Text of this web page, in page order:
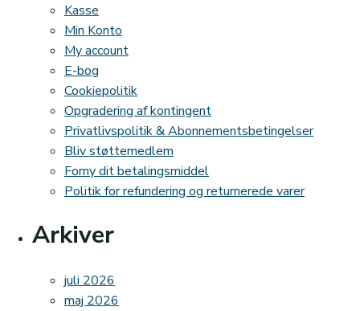
Kasse
Min Konto
My account
E-bog
Cookiepolitik
Opgradering af kontingent
Privatlivspolitik & Abonnementsbetingelser
Bliv støttemedlem
Forny dit betalingsmiddel
Politik for refundering og returnerede varer
Arkiver
juli 2026
maj 2026